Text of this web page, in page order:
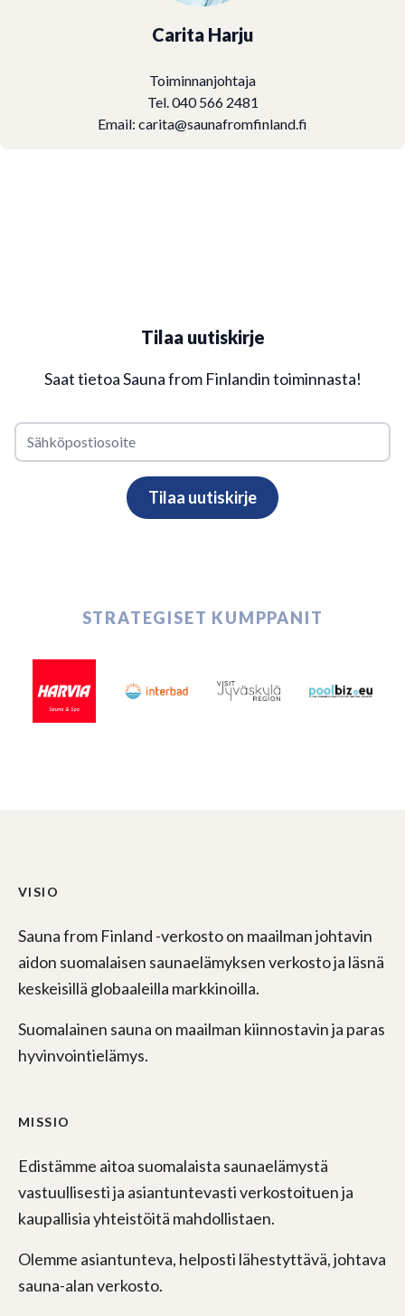
Carita Harju
Toiminnanjohtaja
Tel. 040 566 2481
Email: carita@saunafromfinland.fi
Tilaa uutiskirje
Saat tietoa Sauna from Finlandin toiminnasta!
STRATEGISET KUMPPANIT
VISIO
Sauna from Finland -verkosto on maailman johtavin
aidon suomalaisen saunaelämyksen verkosto ja läsnä
keskeisillä globaaleilla markkinoilla.
Suomalainen sauna on maailman kiinnostavin ja paras
hyvinvointielämys.
MISSIO
Edistämme aitoa suomalaista saunaelämystä
vastuullisesti ja asiantuntevasti verkostoituen ja
kaupallisia yhteistöitä mahdollistaen.
Olemme asiantunteva, helposti lähestyttävä, johtava
sauna-alan verkosto.